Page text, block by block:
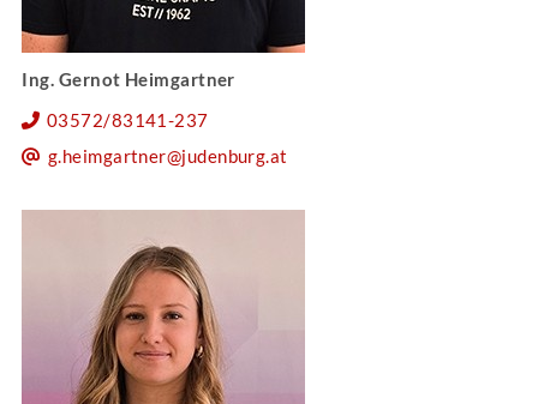
Ing. Gernot Heimgartner
03572/83141-237
g.heimgartner@judenburg.at